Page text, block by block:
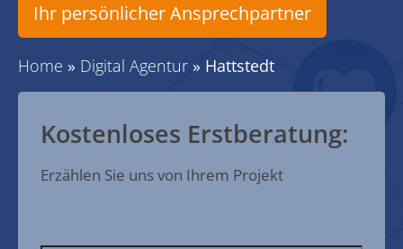
Ihr persönlicher Ansprechpartner
Home » Digital Agentur » Hattstedt
Kostenloses Erstberatung:
Erzählen Sie uns von Ihrem Projekt